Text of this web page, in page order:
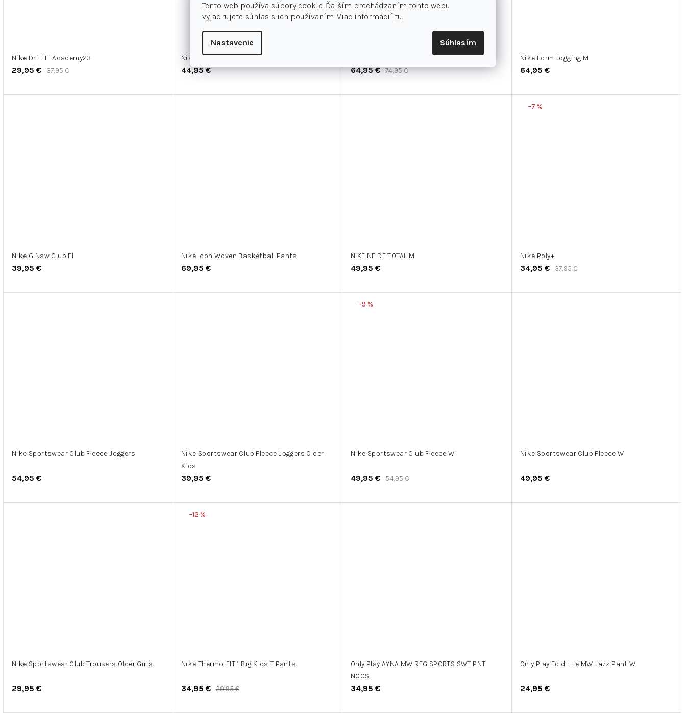
Tento web používa súbory cookie. Ďalším prechádzaním tohto webu
vyjadrujete súhlas s ich používaním. Viac informácií tu.
Nastavenie Súhlasím
Nike Dri-FIT Academy23
29,95 € 37,95 €
Nike Dri-FIT Multi Pants Older Kids
44,95 €
Nike Dri-FIT Run Division Challenger
64,95 € 74,95 €
Nike Form Jogging M
64,95 €
Nike G Nsw Club Fl
39,95 €
Nike Icon Woven Basketball Pants
69,95 €
NIKE NF DF TOTAL M
49,95 €
–7 %
Nike Poly+
34,95 € 37,95 €
Nike Sportswear Club Fleece Joggers
54,95 €
Nike Sportswear Club Fleece Joggers Older
Kids
39,95 €
–9 %
Nike Sportswear Club Fleece W
49,95 € 54,95 €
Nike Sportswear Club Fleece W
49,95 €
Nike Sportswear Club Trousers Older Girls
29,95 €
–12 %
Nike Thermo-FIT 1 Big Kids T Pants
34,95 € 39,95 €
Only Play AYNA MW REG SPORTS SWT PNT
NOOS
34,95 €
Only Play Fold Life MW Jazz Pant W
24,95 €